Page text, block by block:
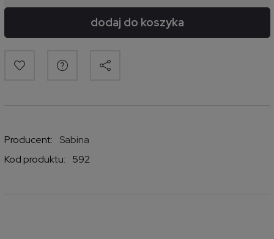
dodaj do koszyka
Producent:
Sabina
Kod produktu:
592